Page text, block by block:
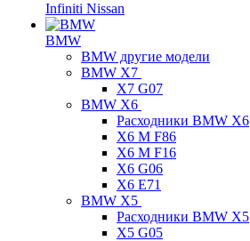
Infiniti Nissan
BMW
BMW другие модели
BMW X7
X7 G07
BMW X6
Расходники BMW X6
X6 M F86
X6 M F16
X6 G06
X6 E71
BMW X5
Расходники BMW X5
X5 G05